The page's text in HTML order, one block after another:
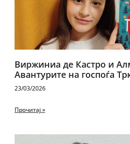
Виржиниа де Кастро и
Авантурите на госпоѓа
23/03/2026
Прочитај »